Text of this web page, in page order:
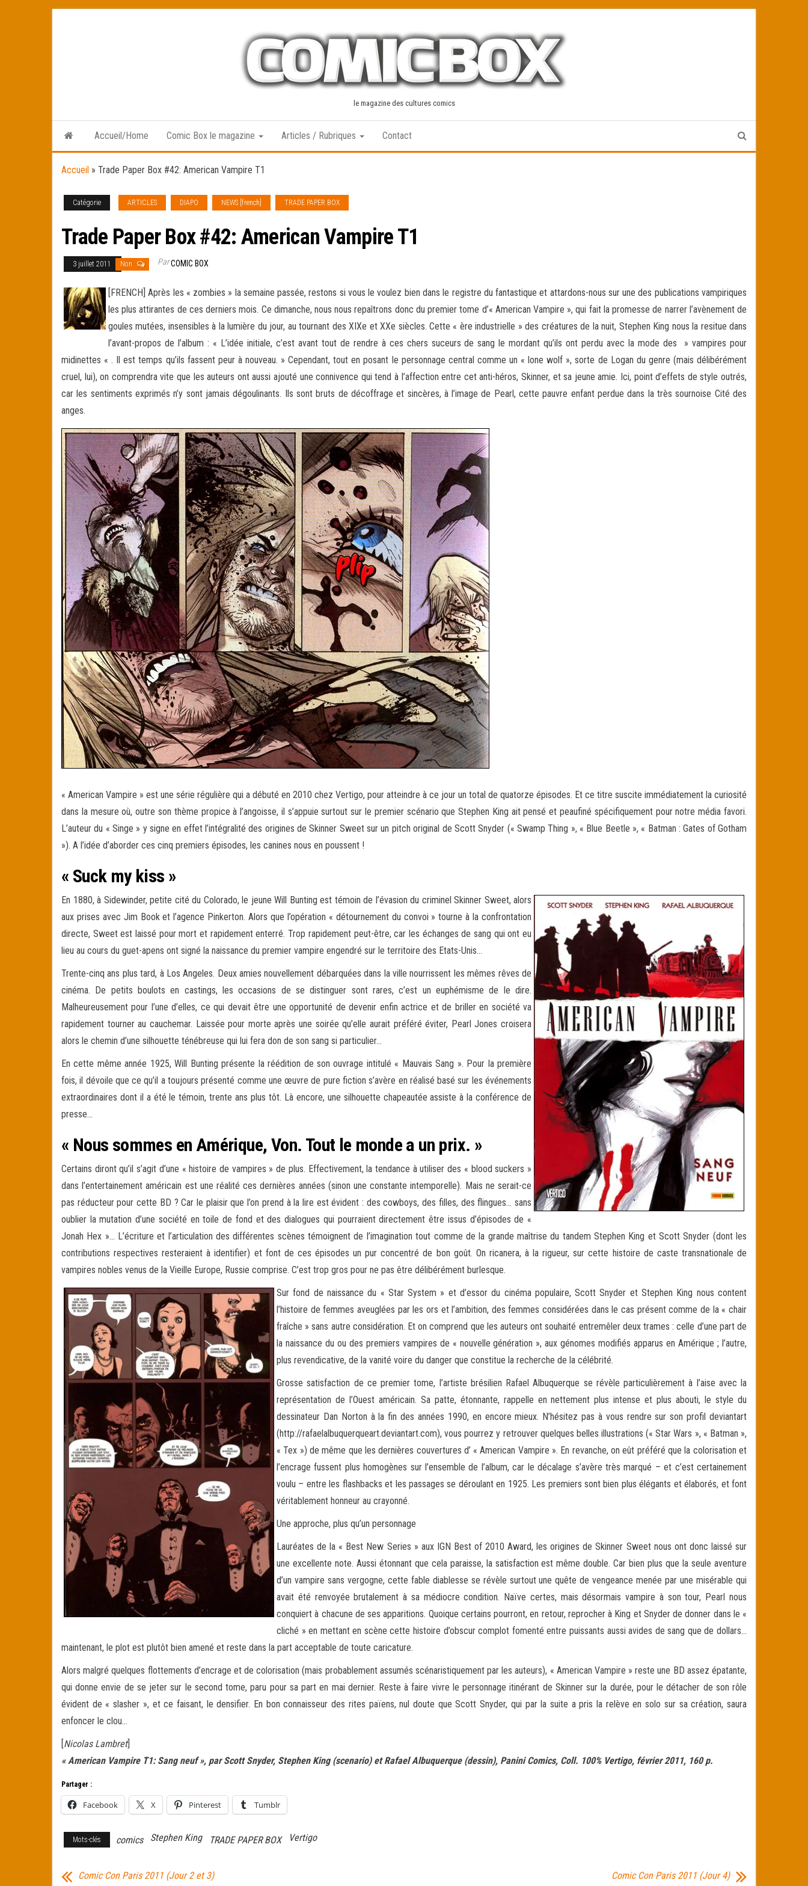
le magazine des cultures comics
Accueil/Home Comic Box le magazine Articles / Rubriques Contact
Accueil » Trade Paper Box #42: American Vampire T1
Catégorie ARTICLES DIAPO NEWS [french] TRADE PAPER BOX
Trade Paper Box #42: American Vampire T1
3 juillet 2011 Non ParCOMIC BOX
[FRENCH] Après les « zombies » la semaine passée, restons si vous le voulez bien dans le registre du fantastique et attardons-nous sur une des publications vampiriques
les plus attirantes de ces derniers mois. Ce dimanche, nous nous repaîtrons donc du premier tome d’« American Vampire », qui fait la promesse de narrer l’avènement de
goules mutées, insensibles à la lumière du jour, au tournant des XIXe et XXe siècles. Cette « ère industrielle » des créatures de la nuit, Stephen King nous la resitue dans
l’avant-propos de l’album : « L’idée initiale, c’est avant tout de rendre à ces chers suceurs de sang le mordant qu’ils ont perdu avec la mode des » vampires pour
midinettes « . Il est temps qu’ils fassent peur à nouveau. » Cependant, tout en posant le personnage central comme un « lone wolf », sorte de Logan du genre (mais délibérément
cruel, lui), on comprendra vite que les auteurs ont aussi ajouté une connivence qui tend à l’affection entre cet anti-héros, Skinner, et sa jeune amie. Ici, point d’effets de style outrés,
car les sentiments exprimés n’y sont jamais dégoulinants. Ils sont bruts de décoffrage et sincères, à l’image de Pearl, cette pauvre enfant perdue dans la très sournoise Cité des
anges.
« American Vampire » est une série régulière qui a débuté en 2010 chez Vertigo, pour atteindre à ce jour un total de quatorze épisodes. Et ce titre suscite immédiatement la curiosité
dans la mesure où, outre son thème propice à l’angoisse, il s’appuie surtout sur le premier scénario que Stephen King ait pensé et peaufiné spécifiquement pour notre média favori.
L’auteur du « Singe » y signe en effet l’intégralité des origines de Skinner Sweet sur un pitch original de Scott Snyder (« Swamp Thing », « Blue Beetle », « Batman : Gates of Gotham
»). A l’idée d’aborder ces cinq premiers épisodes, les canines nous en poussent !
« Suck my kiss »
En 1880, à Sidewinder, petite cité du Colorado, le jeune Will Bunting est témoin de l’évasion du criminel Skinner Sweet, alors
aux prises avec Jim Book et l’agence Pinkerton. Alors que l’opération « détournement du convoi » tourne à la confrontation
directe, Sweet est laissé pour mort et rapidement enterré. Trop rapidement peut-être, car les échanges de sang qui ont eu
lieu au cours du guet-apens ont signé la naissance du premier vampire engendré sur le territoire des Etats-Unis…
Trente-cinq ans plus tard, à Los Angeles. Deux amies nouvellement débarquées dans la ville nourrissent les mêmes rêves de
cinéma. De petits boulots en castings, les occasions de se distinguer sont rares, c’est un euphémisme de le dire.
Malheureusement pour l’une d’elles, ce qui devait être une opportunité de devenir enfin actrice et de briller en société va
rapidement tourner au cauchemar. Laissée pour morte après une soirée qu’elle aurait préféré éviter, Pearl Jones croisera
alors le chemin d’une silhouette ténébreuse qui lui fera don de son sang si particulier…
En cette même année 1925, Will Bunting présente la réédition de son ouvrage intitulé « Mauvais Sang ». Pour la première
fois, il dévoile que ce qu’il a toujours présenté comme une œuvre de pure fiction s’avère en réalisé basé sur les événements
extraordinaires dont il a été le témoin, trente ans plus tôt. Là encore, une silhouette chapeautée assiste à la conférence de
presse…
« Nous sommes en Amérique, Von. Tout le monde a un prix. »
Certains diront qu’il s’agit d’une « histoire de vampires » de plus. Effectivement, la tendance à utiliser des « blood suckers »
dans l’entertainement américain est une réalité ces dernières années (sinon une constante intemporelle). Mais ne serait-ce
pas réducteur pour cette BD ? Car le plaisir que l’on prend à la lire est évident : des cowboys, des filles, des flingues… sans
oublier la mutation d’une société en toile de fond et des dialogues qui pourraient directement être issus d’épisodes de «
Jonah Hex »… L’écriture et l’articulation des différentes scènes témoignent de l’imagination tout comme de la grande maîtrise du tandem Stephen King et Scott Snyder (dont les
contributions respectives resteraient à identifier) et font de ces épisodes un pur concentré de bon goût. On ricanera, à la rigueur, sur cette histoire de caste transnationale de
vampires nobles venus de la Vieille Europe, Russie comprise. C’est trop gros pour ne pas être délibérément burlesque.
Sur fond de naissance du « Star System » et d’essor du cinéma populaire, Scott Snyder et Stephen King nous content
l’histoire de femmes aveuglées par les ors et l’ambition, des femmes considérées dans le cas présent comme de la « chair
fraîche » sans autre considération. Et on comprend que les auteurs ont souhaité entremêler deux trames : celle d’une part de
la naissance du ou des premiers vampires de « nouvelle génération », aux génomes modifiés apparus en Amérique ; l’autre,
plus revendicative, de la vanité voire du danger que constitue la recherche de la célébrité.
Grosse satisfaction de ce premier tome, l’artiste brésilien Rafael Albuquerque se révèle particulièrement à l’aise avec la
représentation de l’Ouest américain. Sa patte, étonnante, rappelle en nettement plus intense et plus abouti, le style du
dessinateur Dan Norton à la fin des années 1990, en encore mieux. N’hésitez pas à vous rendre sur son profil deviantart
(http://rafaelalbuquerqueart.deviantart.com), vous pourrez y retrouver quelques belles illustrations (« Star Wars », « Batman »,
« Tex ») de même que les dernières couvertures d’ « American Vampire ». En revanche, on eût préféré que la colorisation et
l’encrage fussent plus homogènes sur l’ensemble de l’album, car le décalage s’avère très marqué – et c’est certainement
voulu – entre les flashbacks et les passages se déroulant en 1925. Les premiers sont bien plus élégants et élaborés, et font
véritablement honneur au crayonné.
Une approche, plus qu’un personnage
Lauréates de la « Best New Series » aux IGN Best of 2010 Award, les origines de Skinner Sweet nous ont donc laissé sur
une excellente note. Aussi étonnant que cela paraisse, la satisfaction est même double. Car bien plus que la seule aventure
d’un vampire sans vergogne, cette fable diablesse se révèle surtout une quête de vengeance menée par une misérable qui
avait été renvoyée brutalement à sa médiocre condition. Naïve certes, mais désormais vampire à son tour, Pearl nous
conquiert à chacune de ses apparitions. Quoique certains pourront, en retour, reprocher à King et Snyder de donner dans le «
cliché » en mettant en scène cette histoire d’obscur complot fomenté entre puissants aussi avides de sang que de dollars…
maintenant, le plot est plutôt bien amené et reste dans la part acceptable de toute caricature.
Alors malgré quelques flottements d’encrage et de colorisation (mais probablement assumés scénaristiquement par les auteurs), « American Vampire » reste une BD assez épatante,
qui donne envie de se jeter sur le second tome, paru pour sa part en mai dernier. Reste à faire vivre le personnage itinérant de Skinner sur la durée, pour le détacher de son rôle
évident de « slasher », et ce faisant, le densifier. En bon connaisseur des rites païens, nul doute que Scott Snyder, qui par la suite a pris la relève en solo sur sa création, saura
enfoncer le clou…
[Nicolas Lambret]
« American Vampire T1: Sang neuf », par Scott Snyder, Stephen King (scenario) et Rafael Albuquerque (dessin), Panini Comics, Coll. 100% Vertigo, février 2011, 160 p.
Partager :
Facebook X Pinterest Tumblr
Mots-clés comics Stephen King TRADE PAPER BOX Vertigo
Comic Con Paris 2011 (Jour 2 et 3) Comic Con Paris 2011 (Jour 4)